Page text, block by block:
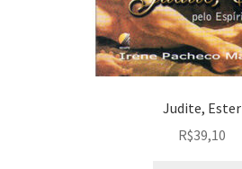
Judite, Ester
R$39,10